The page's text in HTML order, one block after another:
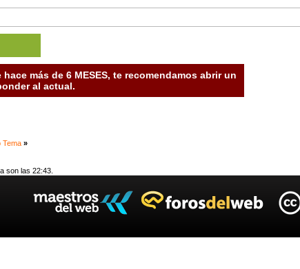
más de 6 MESES, te recomendamos abrir un
al actual.
Tema »
son las 22:43.